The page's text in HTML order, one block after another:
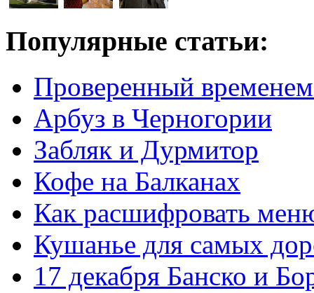
Популярные статьи:
Проверенный временем
Арбуз в Черногории
Забляк и Дурмитор
Кофе на Балканах
Как расшифровать
Кушанье для самых
17 декабря Банско и